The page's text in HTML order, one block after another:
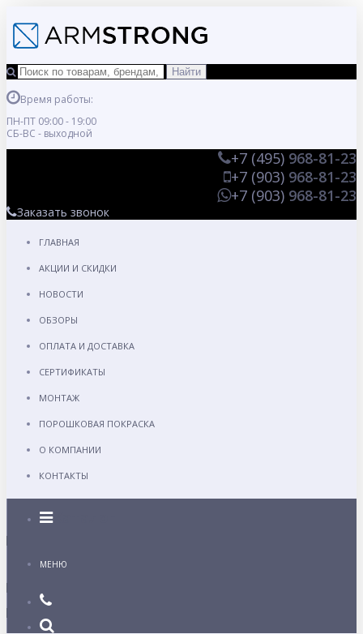
Время работы:
ПН-ПТ 09:00 - 19:00
СБ-ВС - выходной
+7 (495) 968-81-23
+7 (903) 968-81-23
+7 (903) 968-81-23
Заказать звонок
ГЛАВНАЯ
АКЦИИ И СКИДКИ
НОВОСТИ
ОБЗОРЫ
ОПЛАТА И ДОСТАВКА
СЕРТИФИКАТЫ
МОНТАЖ
ПОРОШКОВАЯ ПОКРАСКА
О КОМПАНИИ
КОНТАКТЫ
Каталог
МЕНЮ